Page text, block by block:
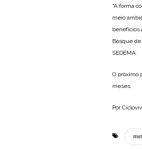
“A forma
meio
benefícios
Bosque
SEDEMA.
O próximo
meses.
Por